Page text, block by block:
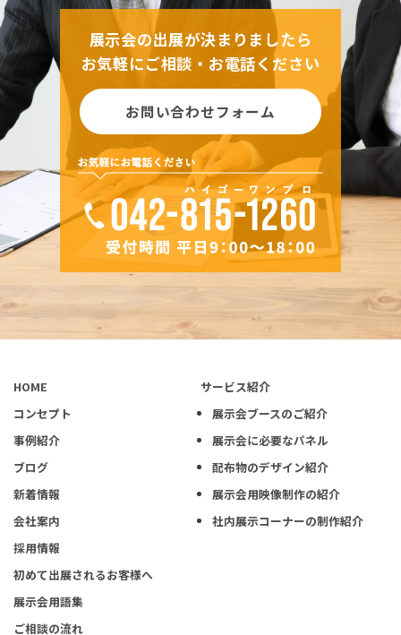
展示会の出展が決まりましたら
お気軽にご相談・お電話ください
お問い合わせフォーム
HOME
コンセプト
事例紹介
ブログ
新着情報
会社案内
採用情報
サービス紹介
展示会ブースのご紹介
展示会に必要なパネル
配布物のデザイン紹介
展示会用映像制作の紹介
社内展示コーナーの制作紹介
初めて出展されるお客様へ
展示会用語集
ご相談の流れ